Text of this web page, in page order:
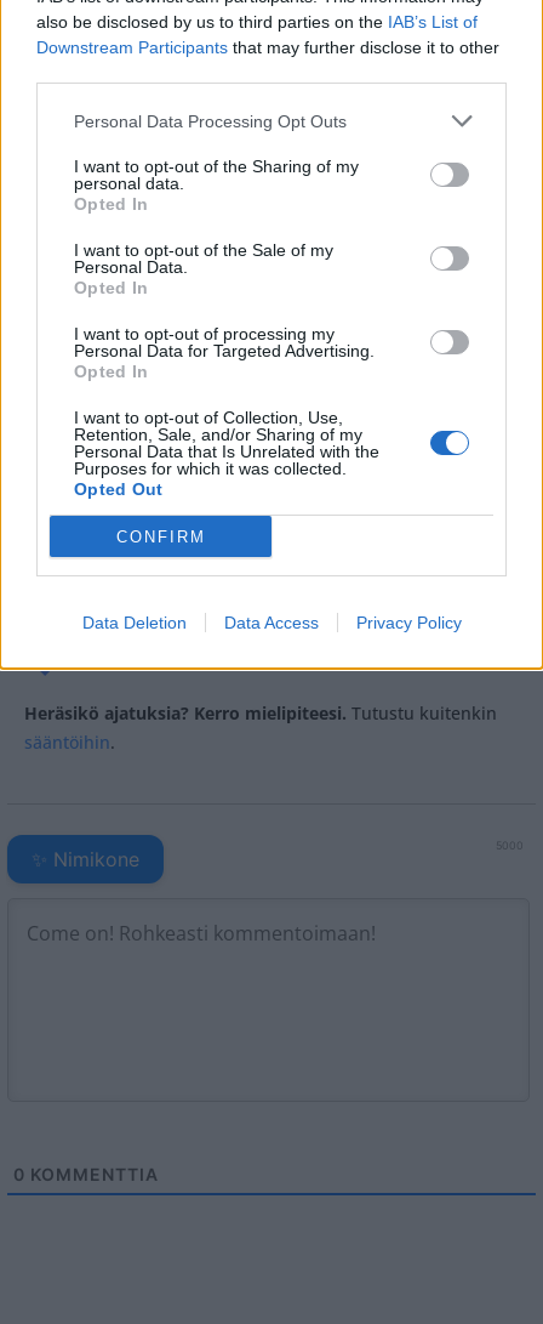
also be disclosed by us to third parties on the IAB’s List of
Downstream Participants that may further disclose it to other
Personal Data Processing Opt Outs
I want to opt-out of the Sharing of my
personal data.
Opted In
I want to opt-out of the Sale of my
Personal Data.
Opted In
I want to opt-out of processing my
Personal Data for Targeted Advertising.
Opted In
I want to opt-out of Collection, Use,
Retention, Sale, and/or Sharing of my
Personal Data that Is Unrelated with the
Purposes for which it was collected.
Opted Out
CONFIRM
Data Deletion Data Access Privacy Policy
Seuraa Gekkosta Instagramissa
Teksti: Toimitus
Tagit Ampumahiihto Dorothea Wierer
Heräsikö ajatuksia? Kerro mielipiteesi. Tutustu kuitenkin
sääntöihin.
5000
✨ Nimikone
0 KOMMENTTIA